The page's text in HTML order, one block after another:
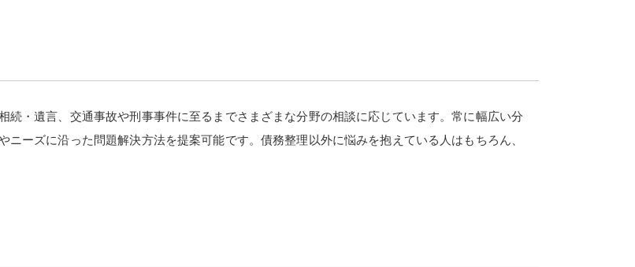
・遺言、交通事故や刑事事件に至るまでさまざまな分野の相談に応じています。常に幅広い分
ーズに沿った問題解決方法を提案可能です。債務整理以外に悩みを抱えている人はもちろん、